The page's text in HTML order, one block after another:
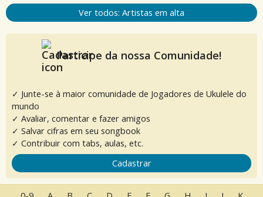
Ver todos: Artistas em alta
Participe da nossa Comunidade!
✓ Junte-se à maior comunidade de Jogadores de Ukulele do
mundo
✓ Avaliar, comentar e fazer amigos
✓ Salvar cifras em seu songbook
✓ Contribuir com tabs, aulas, etc.
Cadastrar